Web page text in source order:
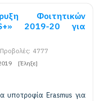
Φοιτητικών
2019-20 για
Προβολές: 4777
[Έληξε]
υποτροφία Erasmus για